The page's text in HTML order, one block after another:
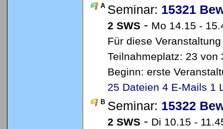
A Seminar: 15321
2 SWS - Mo 14.15 -
Für diese
Teilnahmeplatz: 23 von
Beginn: erste
25 Dateien 4 E-Mails 1
B Seminar: 15322
2 SWS - Di 10.15 -